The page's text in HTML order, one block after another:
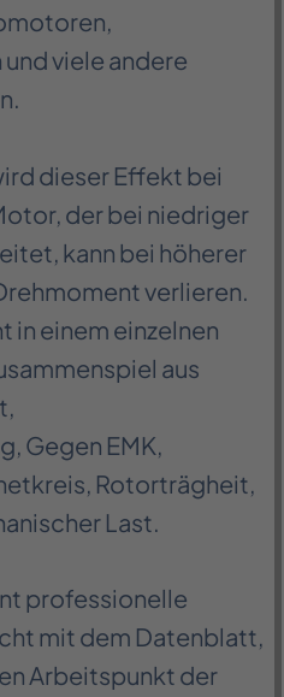
viele andere
dieser Effekt bei
der bei niedriger
kann bei höherer
verlieren.
in einem einzelnen
aus
Gegen EMK,
Rotorträgheit,
Last.
professionelle
mit dem Datenblatt,
Arbeitspunkt der